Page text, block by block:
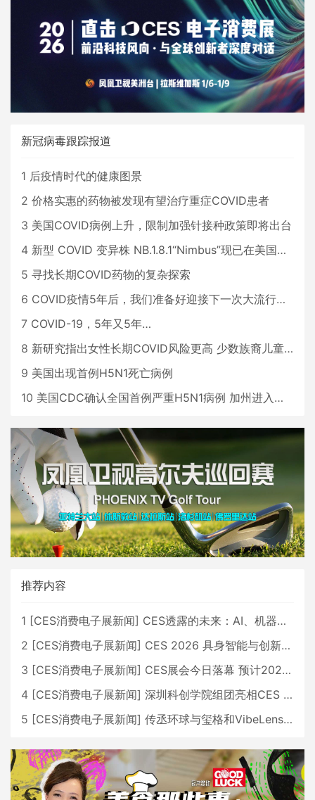
新冠病毒跟踪报道
1 后疫情时代的健康图景
2 价格实惠的药物被发现有望治疗重症COVID患者
3 美国COVID病例上升，限制加强针接种政策即将出台
4 新型 COVID 变异株 NB.1.8.1“Nimbus”现已在美国占据主导地位
5 寻找长期COVID药物的复杂探索
6 COVID疫情5年后，我们准备好迎接下一次大流行了吗？
7 COVID-19，5年又5年…
8 新研究指出女性长期COVID风险更高 少数族裔儿童存在差异
9 美国出现首例H5N1死亡病例
10 美国CDC确认全国首例严重H5N1病例 加州进入紧急状态
推荐内容
1 [CES消费电子展新闻] CES透露的未来：AI、机器人与智能生活大爆发
2 [CES消费电子展新闻] CES 2026 具身智能与创新领域 中国公司大放异彩
3 [CES消费电子展新闻] CES展会今日落幕 预计2026行业收入将超五千亿美元
4 [CES消费电子展新闻] 深圳科创学院组团亮相CES 广受好评
5 [CES消费电子展新闻] 传丞环球与玺格和VibeLens共同推出全新耳机